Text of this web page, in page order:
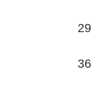
29
36